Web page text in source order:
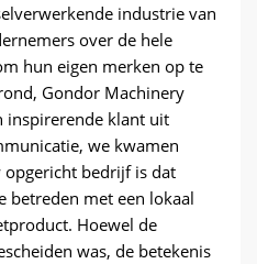
industrie van
over de hele
hun eigen merken op te
Gondor Machinery
inspirerende klant uit
we kwamen
bedrijf is dat
betreden met een lokaal
Hoewel de
was, de betekenis